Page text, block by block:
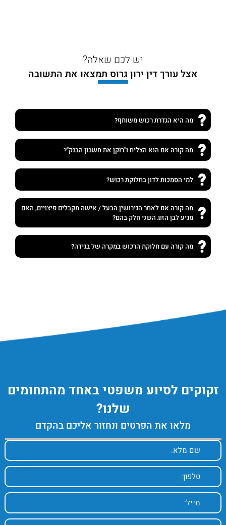
יש לכם שאלה?
אצל עורך דין ירון גרוס תמצאו את התשובה
מה היא הגדרת רכוש משותף?
מה קורה אם הוא הצליח ו"רוקן את חשבון הבנק"?
למי הסמכות לדון בחלוקת רכוש?
מה קורה אם לאחר הגירושין הבעל / אישה מקבלים פיצויים, האם
מגיע לבן הזוג השני חלק בהם?
מה קורה עם חלוקת הרכוש במקרה של בגידה?
זקוקים לסיוע משפטי באחד מהתחומים
שלנו?
מלאו את הפרטים ונחזור אליכם בהקדם